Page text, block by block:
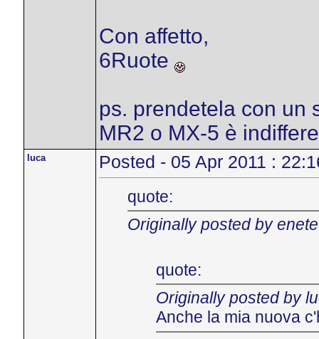
Con affetto,
6Ruote
ps. prendetela con un
MR2 o MX-5 è
luca Posted - 05 Apr 2011 :
quote:
Originally posted by
quote:
Originally posted by
Anche la mia nuova